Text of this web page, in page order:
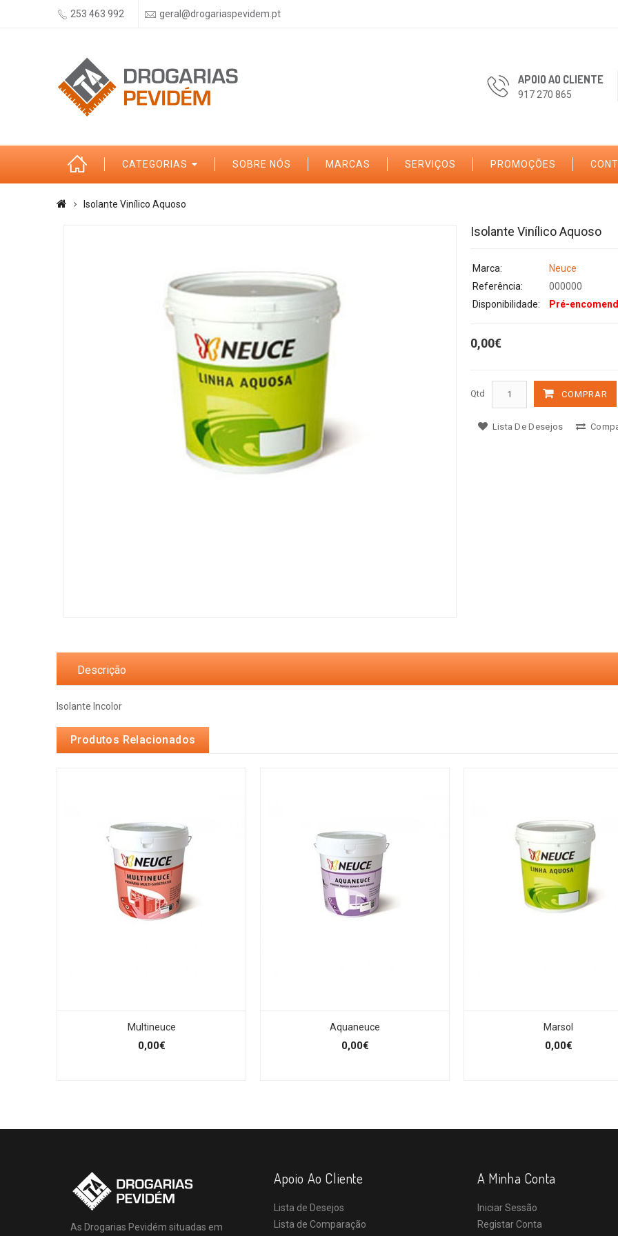
253 463 992 geral@drogariaspevidem.pt
APOIO AO CLIENTE
917 270 865
CATEGORIAS SOBRE NÓS MARCAS SERVIÇOS PROMOÇÕES
Isolante Vinílico Aquoso
Isolante Vinílico Aquoso
Marca:
Neuce
Referência:
000000
Disponibilidade:
Pré-
0,00€
Qtd COMPRAR
Lista De Desejos
Descrição
Isolante Incolor
Produtos Relacionados
Multineuce
0,00€
Aquaneuce
0,00€
Marsol
0,00€
As Drogarias Pevidém situadas em
Apoio Ao Cliente
Lista de Desejos
Lista de Comparação
A Minha Conta
Iniciar Sessão
Registar Conta